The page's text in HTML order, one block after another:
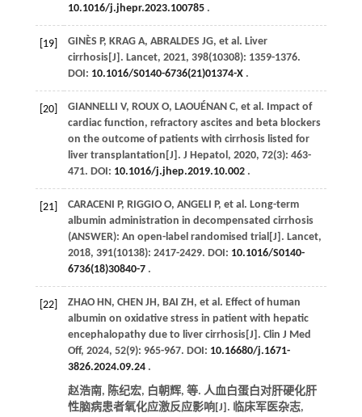
10.1016/j.jhepr.2023.100785.
[19] GINÈS P, KRAG A, ABRALDES JG, et al. Liver
cirrhosis[J]. Lancet, 2021, 398(10308): 1359-1376.
DOI: 10.1016/S0140-6736(21)01374-X.
[20] GIANNELLI V, ROUX O, LAOUÉNAN C, et al. Impact of
cardiac function, refractory ascites and beta blockers
on the outcome of patients with cirrhosis listed for
liver transplantation[J]. J Hepatol, 2020, 72(3): 463-
471. DOI: 10.1016/j.jhep.2019.10.002.
[21] CARACENI P, RIGGIO O, ANGELI P, et al. Long-term
albumin administration in decompensated cirrhosis
(ANSWER): An open-label randomised trial[J]. Lancet,
2018, 391(10138): 2417-2429. DOI: 10.1016/S0140-
6736(18)30840-7.
[22] ZHAO HN, CHEN JH, BAI ZH, et al. Effect of human
albumin on oxidative stress in patient with hepatic
encephalopathy due to liver cirrhosis[J]. Clin J Med
Off, 2024, 52(9): 965-967. DOI: 10.16680/j.1671-
3826.2024.09.24.
赵浩南, 陈纪宏, 白朝辉, 等. 人血白蛋白对肝硬化肝
性脑病患者氧化应激反应影响[J]. 临床军医杂志,